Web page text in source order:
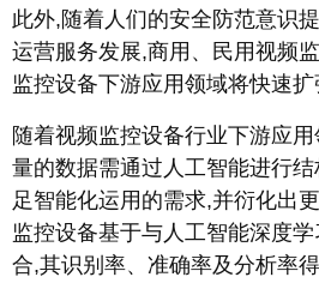
此外,随着人们的安全防范意识
运营服务发展,商用、民用视频
监控设备下游应用领域将快速扩
随着视频监控设备行业下游应
量的数据需通过人工智能进行
足智能化运用的需求,并衍化出
监控设备基于与人工智能深度
合,其识别率、准确率及分析率